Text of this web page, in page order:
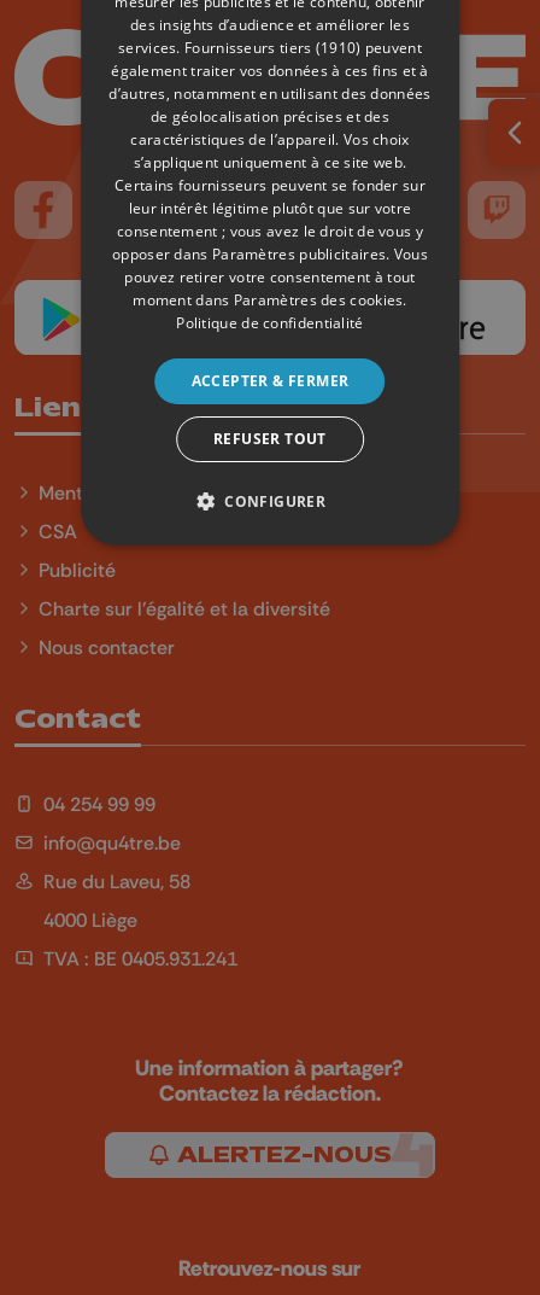
Suivez-nous sur FaceBook
Suivez-nous sur Instagram
Suivez-nous sur TikTokSuivez-nous sur YouTube
Suivez-nous
Liens utiles
Mentions légales
CSA
Publicité
Charte sur l'égalité et la diversité
Nous contacter
Contact
04 254 99 99
info@qu4tre.be
Rue du Laveu, 58
4000 Liège
TVA : BE 0405.931.241
Une information à partager?
Contactez la rédaction.
ALERTEZ-NOUS
Retrouvez-nous sur
des insights d’audience et améliorer les
services. Fournisseurs tiers (1910) peuvent
également traiter vos données à ces fins et à
d’autres, notamment en utilisant des données
de géolocalisation précises et des
caractéristiques de l’appareil. Vos choix
s’appliquent uniquement à ce site web.
Certains fournisseurs peuvent se fonder sur
leur intérêt légitime plutôt que sur votre
consentement ; vous avez le droit de vous y
opposer dans Paramètres publicitaires. Vous
pouvez retirer votre consentement à tout
moment dans Paramètres des cookies.
Politique de confidentialité
ACCEPTER & FERMER
REFUSER TOUT
CONFIGURER